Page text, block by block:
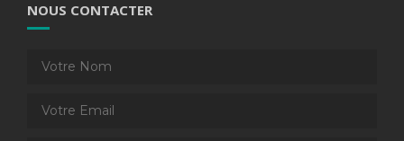
NOUS CONTACTER